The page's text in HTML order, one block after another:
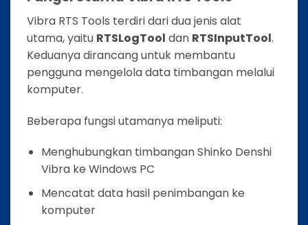
Vibra RTS Tools terdiri dari dua jenis alat
utama, yaitu RTSLogTool dan RTSInputTool.
Keduanya dirancang untuk membantu
pengguna mengelola data timbangan melalui
komputer.
Beberapa fungsi utamanya meliputi:
Menghubungkan timbangan Shinko Denshi
Vibra ke Windows PC
Mencatat data hasil penimbangan ke
komputer